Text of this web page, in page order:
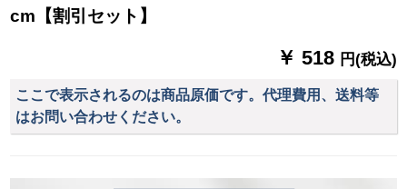
cm【割引セット】
￥ 518 円(税込)
ここで表示されるのは商品原価です。代理費用、送料等
はお問い合わせください。